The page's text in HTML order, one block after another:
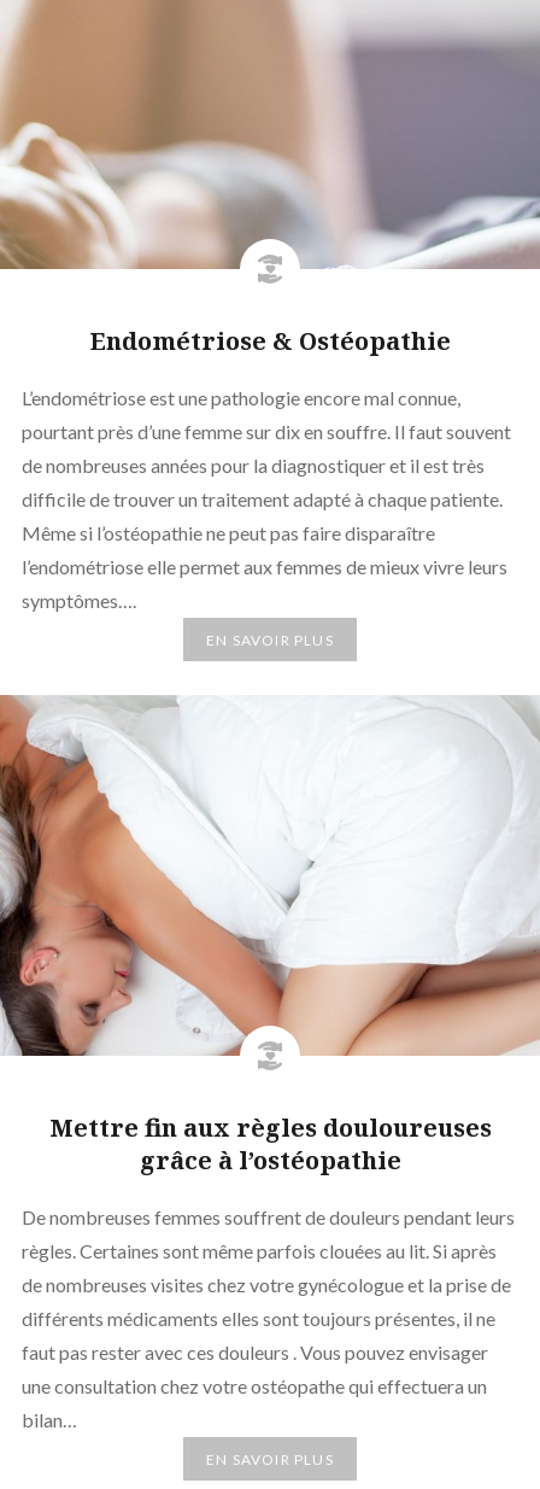
Endométriose & Ostéopathie
L’endométriose est une pathologie encore mal connue,
pourtant près d’une femme sur dix en souffre. Il faut souvent
de nombreuses années pour la diagnostiquer et il est très
difficile de trouver un traitement adapté à chaque patiente.
Même si l’ostéopathie ne peut pas faire disparaître
l’endométriose elle permet aux femmes de mieux vivre leurs
symptômes….
EN SAVOIR PLUS
Mettre fin aux règles douloureuses
grâce à l’ostéopathie
De nombreuses femmes souffrent de douleurs pendant leurs
règles. Certaines sont même parfois clouées au lit. Si après
de nombreuses visites chez votre gynécologue et la prise de
différents médicaments elles sont toujours présentes, il ne
faut pas rester avec ces douleurs . Vous pouvez envisager
une consultation chez votre ostéopathe qui effectuera un
bilan…
EN SAVOIR PLUS